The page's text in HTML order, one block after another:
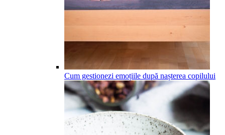
Cum gestionezi emoțiile după nașterea copilului